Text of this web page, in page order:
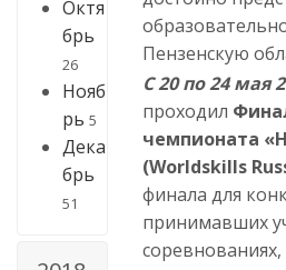
Октя
брь
26
Нояб
рь 5
Дека
брь
51
Пензенскую
С 20 по 24 мая
проходил
чемпионата
(Worldskills
финала для
принимавших